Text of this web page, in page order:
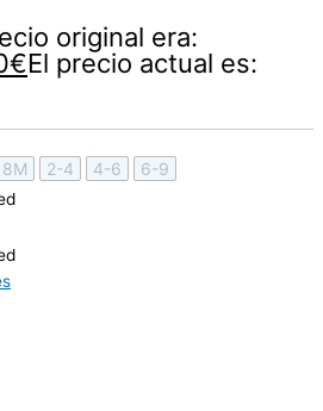
original era:
€El precio actual es:
2-4 4-6 6-9